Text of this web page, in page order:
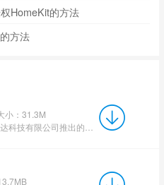
HomeKit的方法
方法
小：31.3M